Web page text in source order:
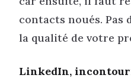
contacts noués. Pas
la qualité de votre
LinkedIn,